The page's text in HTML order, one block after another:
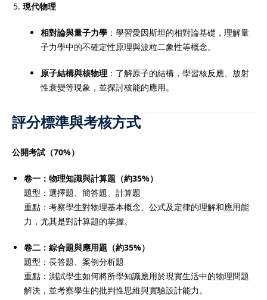
現代物理
相對論與量子力學 ：學習愛因斯坦的相對論基礎，理解量
子力學中的不確定性原理與波粒二象性等概念。
原子結構與核物理 ：了解原子的結構，學習核反應、放射
性衰變等現象，並探討核能的應用。
評分標準與考核方式
公開考試（70%）
卷一：物理知識與計算題（約35%）
題型：選擇題、簡答題、計算題
重點：考察學生對物理基本概念、公式及定律的理解和應用能
力，尤其是對計算題的掌握。
卷二：綜合題與應用題（約35%）
題型：長答題、案例分析題
重點：測試學生如何將所學知識應用於現實生活中的物理問題
解決，並考察學生的批判性思維與實驗設計能力。